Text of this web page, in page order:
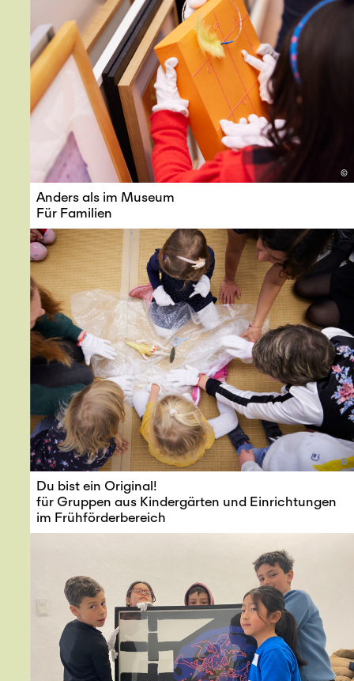
©
Anders als im Museum
Für Familien
©
Du bist ein Original!
für Gruppen aus Kindergärten und Einrichtungen
im Frühförderbereich